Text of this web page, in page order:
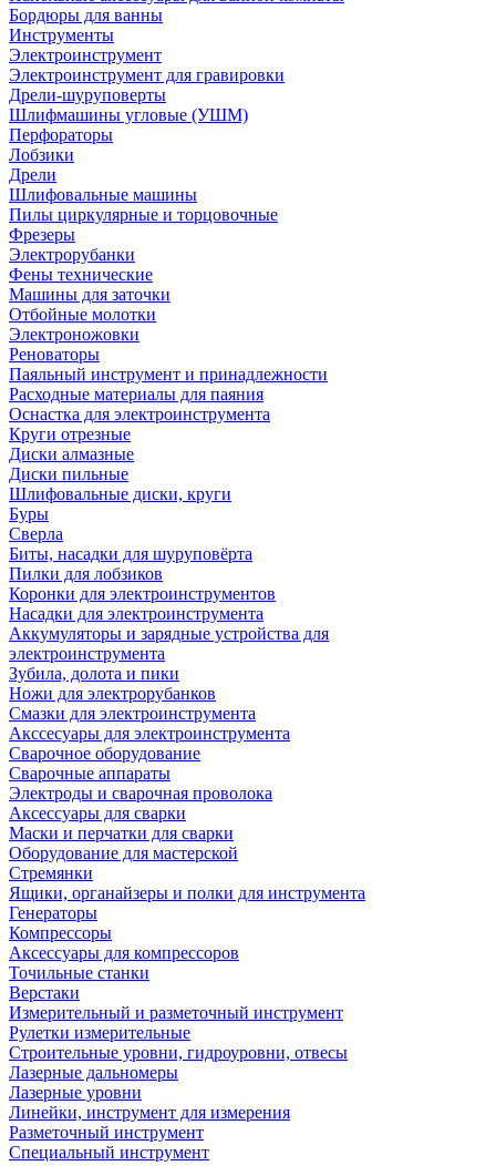
Бордюры для ванны
Инструменты
Электроинструмент
Электроинструмент для гравировки
Дрели-шуруповерты
Шлифмашины угловые (УШМ)
Перфораторы
Лобзики
Дрели
Шлифовальные машины
Пилы циркулярные и торцовочные
Фрезеры
Электрорубанки
Фены технические
Машины для заточки
Отбойные молотки
Электроножовки
Реноваторы
Паяльный инструмент и принадлежности
Расходные материалы для паяния
Оснастка для электроинструмента
Круги отрезные
Диски алмазные
Диски пильные
Шлифовальные диски, круги
Буры
Сверла
Биты, насадки для шуруповёрта
Пилки для лобзиков
Коронки для электроинструментов
Насадки для электроинструмента
Аккумуляторы и зарядные устройства для
электроинструмента
Зубила, долота и пики
Ножи для электрорубанков
Смазки для электроинструмента
Акссесуары для электроинструмента
Сварочное оборудование
Сварочные аппараты
Электроды и сварочная проволока
Аксессуары для сварки
Маски и перчатки для сварки
Оборудование для мастерской
Стремянки
Ящики, органайзеры и полки для инструмента
Генераторы
Компрессоры
Аксессуары для компрессоров
Точильные станки
Верстаки
Измерительный и разметочный инструмент
Рулетки измерительные
Строительные уровни, гидроуровни, отвесы
Лазерные дальномеры
Лазерные уровни
Линейки, инструмент для измерения
Разметочный инструмент
Специальный инструмент